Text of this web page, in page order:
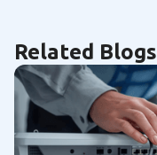
Related Blogs